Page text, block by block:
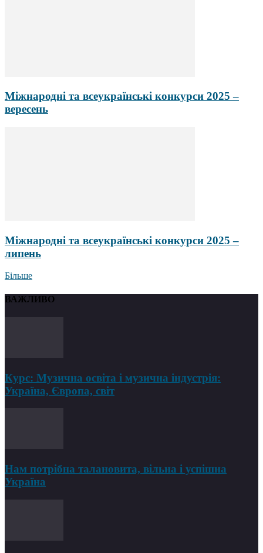
Міжнародні та всеукраїнські конкурси 2025 –
вересень
Міжнародні та всеукраїнські конкурси 2025 –
липень
Більше
ВАЖЛИВО
Курс: Музична освіта і музична індустрія:
Україна, Європа, світ
Нам потрібна талановита, вільна і успішна
Україна